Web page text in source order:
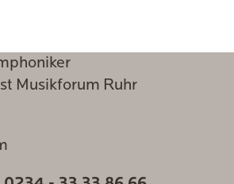
Musikforum Ruhr